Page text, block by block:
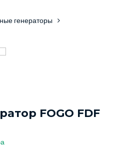
генераторы
FOGO FDF